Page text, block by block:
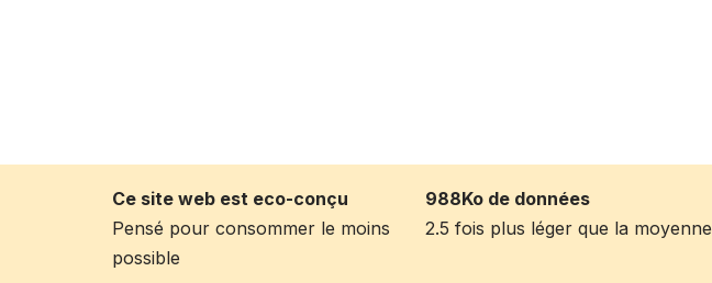
Ce site web est eco-conçu
Pensé pour consommer le moins
possible
988Ko de données
2.5 fois plus léger que la moyenne